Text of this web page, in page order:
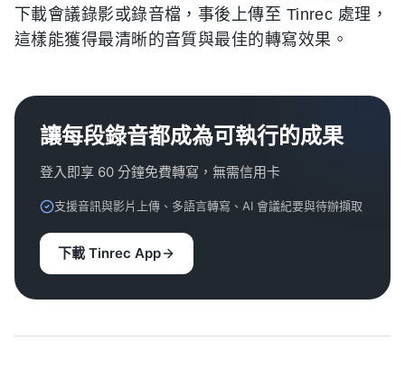
下載會議錄影或錄音檔，事後上傳至 Tinrec 處理，
這樣能獲得最清晰的音質與最佳的轉寫效果。
讓每段錄音都成為可執行的成果
登入即享 60 分鐘免費轉寫，無需信用卡
支援音訊與影片上傳、多語言轉寫、AI 會議紀要與待辦擷取
下載 Tinrec App